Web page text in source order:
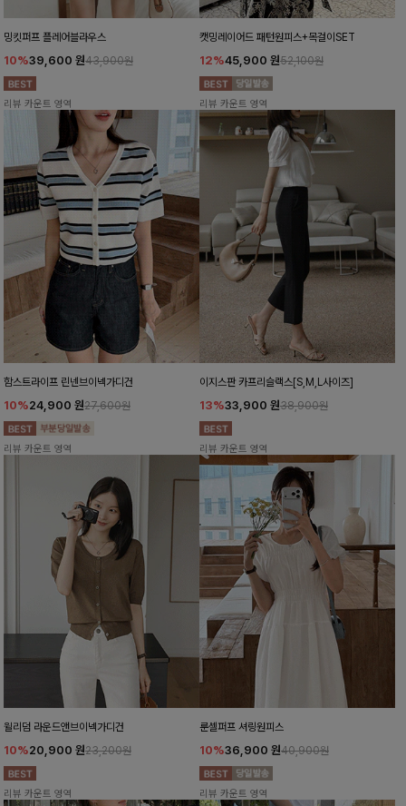
밍킷퍼프 플레어블라우스
10%39,600 원43,900원
리뷰 카운트 영역
캣밍레이어드 패턴원피스+목걸이SET
12%45,900 원52,100원
리뷰 카운트 영역
함스트라이프 린넨브이넥가디건
10%24,900 원27,600원
리뷰 카운트 영역
이지스판 카프리슬랙스[S,M,L사이즈]
13%33,900 원38,900원
리뷰 카운트 영역
윌리덤 라운드앤브이넥가디건
10%20,900 원23,200원
리뷰 카운트 영역
룬셀퍼프 셔링원피스
10%36,900 원40,900원
리뷰 카운트 영역